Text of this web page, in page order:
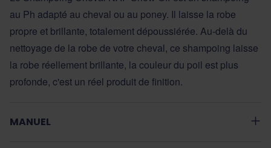
au Ph adapté au cheval ou au poney. Il laisse la robe
propre et brillante, totalement dépoussiérée. Au-delà du
nettoyage de la robe de votre cheval, ce shampoing laisse
la robe réellement brillante, la couleur du poil est plus
profonde, c'est un réel produit de finition.
MANUEL